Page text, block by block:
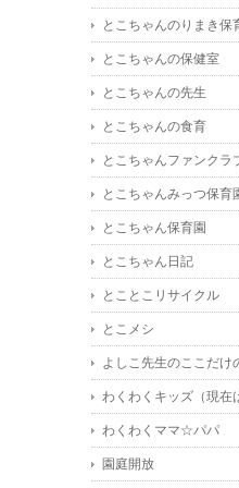
とこちゃんのりまき保
とこちゃんの保健室
とこちゃんの先生
とこちゃんの食育
とこちゃんファンクラ
とこちゃんみっつ保育
とこちゃん保育園
とこちゃん日記
とことこリサイクル
とこメシ
よしこ先生のここだけ
わくわくキッズ（現在
わくわくママ☆パパ
園庭開放